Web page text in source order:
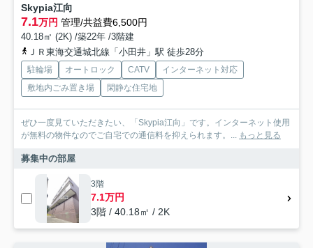
Skypia江向
7.1万円 管理/共益費6,500円
40.18㎡ (2K) /築22年 /3階建
ＪＲ東海交通城北線「小田井」駅 徒歩28分
駐輪場 オートロック CATV
インターネット対応
敷地内ごみ置き場
閑静な住宅地
ぜひ一度見ていただきたい、「Skypia江向」です。インターネット使用
が無料の物件なのでご自宅での通信料を抑えられます。... もっと見る
募集中の部屋
3階
7.1万円
3階 / 40.18㎡ / 2K